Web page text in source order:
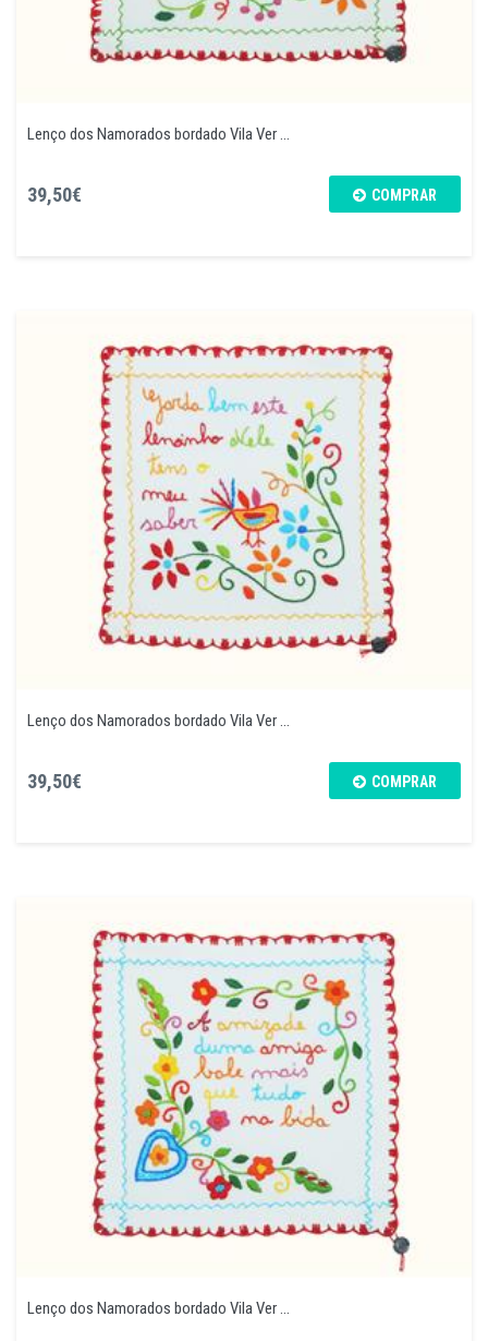
Lenço dos Namorados bordado Vila Ver ...
39,50€ COMPRAR
Lenço dos Namorados bordado Vila Ver ...
39,50€ COMPRAR
Lenço dos Namorados bordado Vila Ver ...